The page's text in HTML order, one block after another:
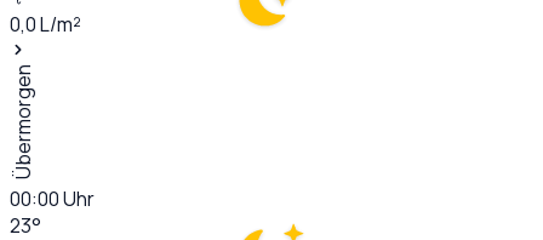
0,0L/m²
Übermorgen
00:00Uhr
23°